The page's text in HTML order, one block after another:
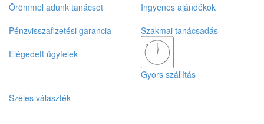
Örömmel adunk tanácsot
Ingyenes ajándékok
Pénzvisszafizetési garancia
Szakmai tanácsadás
Elégedett ügyfelek
Gyors szállítás
Széles választék